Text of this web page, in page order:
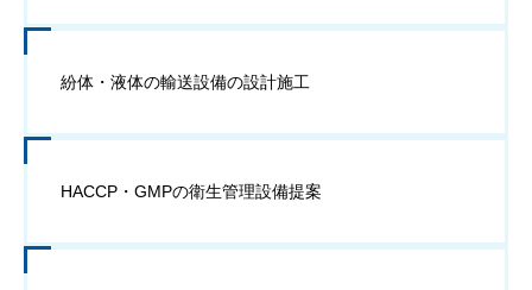
紛体・液体の輸送設備の設計施工
HACCP・GMPの衛生管理設備提案